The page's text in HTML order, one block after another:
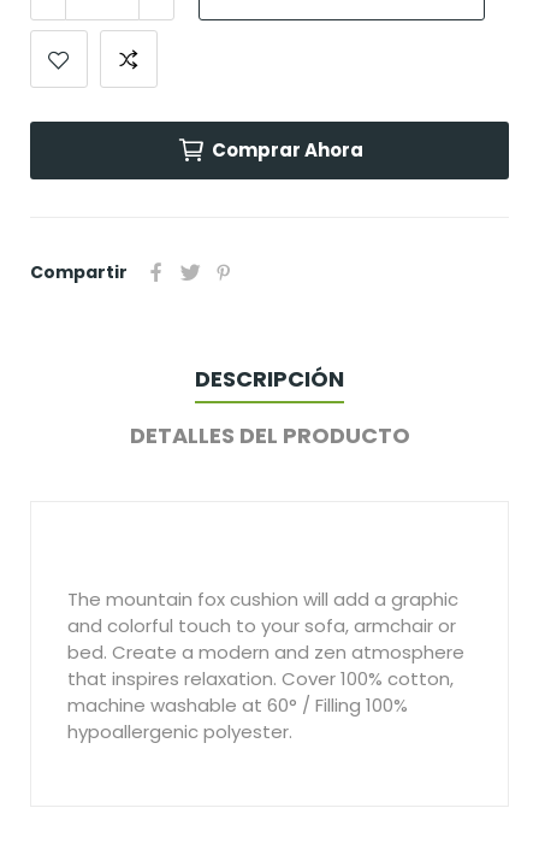
Comprar Ahora
Compartir
DESCRIPCIÓN
DETALLES DEL PRODUCTO
The mountain fox cushion will add a graphic
and colorful touch to your sofa, armchair or
bed. Create a modern and zen atmosphere
that inspires relaxation. Cover 100% cotton,
machine washable at 60° / Filling 100%
hypoallergenic polyester.